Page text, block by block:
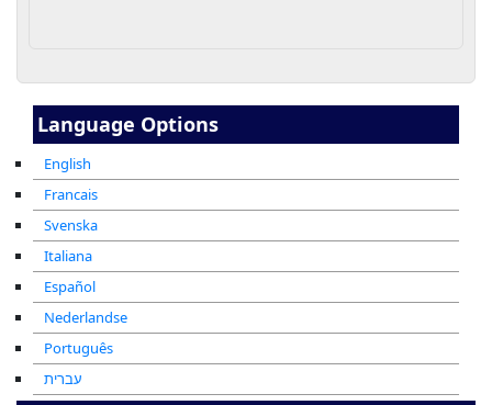
Language Options
English
Francais
Svenska
Italiana
Español
Nederlandse
Português
עברית